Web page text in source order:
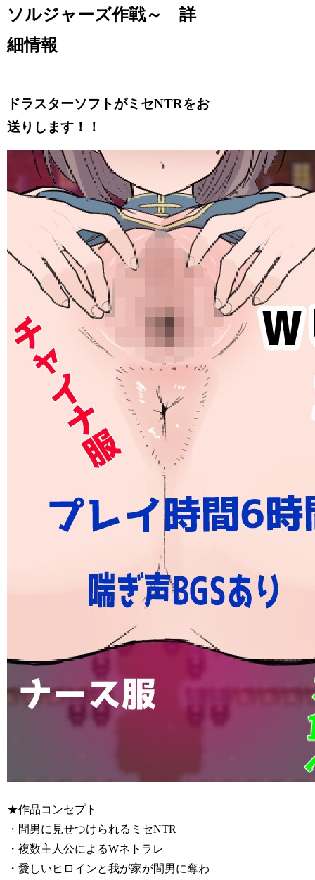
ソルジャーズ作戦～ 詳
細情報
ドラスターソフトがミセNTRをお
送りします！！
★作品コンセプト
・間男に見せつけられるミセNTR
・複数主人公によるWネトラレ
・愛しいヒロインと我が家が間男に奪わ